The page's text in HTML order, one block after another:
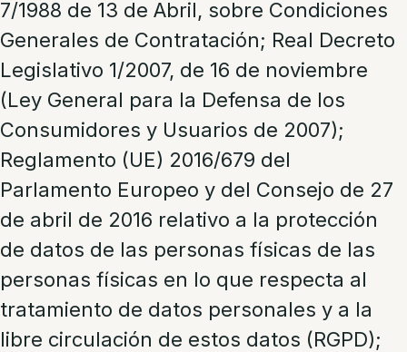
7/1988 de 13 de Abril, sobre Condiciones
Generales de Contratación; Real Decreto
Legislativo 1/2007, de 16 de noviembre
(Ley General para la Defensa de los
Consumidores y Usuarios de 2007);
Reglamento (UE) 2016/679 del
Parlamento Europeo y del Consejo de 27
de abril de 2016 relativo a la protección
de datos de las personas físicas de las
personas físicas en lo que respecta al
tratamiento de datos personales y a la
libre circulación de estos datos (RGPD);